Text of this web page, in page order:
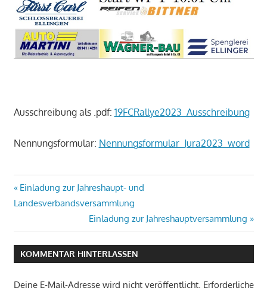
Ausschreibung als .pdf: 19FCRallye2023_Ausschreibung
Nennungsformular: Nennungsformular_Jura2023_word
Beitragsnavigation
Vorheriger
Beitrag:
Einladung zur Jahreshaupt- und
Landesverbandsversammlung
Nächster
Beitrag:
Einladung zur Jahreshauptversammlung
KOMMENTAR HINTERLASSEN
Deine E-Mail-Adresse wird nicht veröffentlicht. Erforderliche